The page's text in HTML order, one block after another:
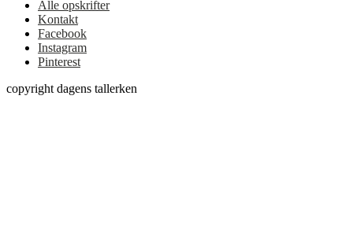
Alle opskrifter
Kontakt
Facebook
Instagram
Pinterest
copyright dagens tallerken